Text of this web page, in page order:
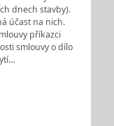
dnech stavby).
účast na nich.
příkazci
smlouvy o dílo